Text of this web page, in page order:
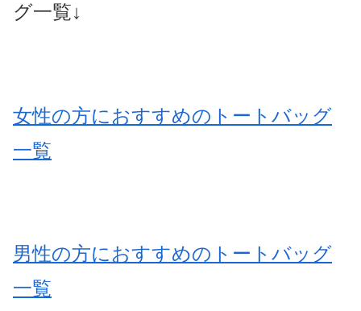
グ一覧↓
女性の方におすすめのトートバッグ
一覧
男性の方におすすめのトートバッグ
一覧